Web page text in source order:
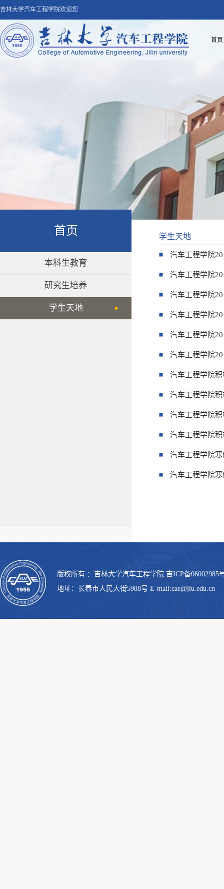
吉林大学汽车工程学院欢迎您
首页
首页
本科生教育
研究生培养
学生天地
学生天地
汽车工程学院
汽车工程学院
汽车工程学院
汽车工程学院
汽车工程学院
汽车工程学院
汽车工程学院
汽车工程学院
汽车工程学院
汽车工程学院
汽车工程学院
汽车工程学院
版权所有 ：吉林大学汽车工程学院 吉ICP备06002985
地址：长春市人民大街5988号 E-mail:cae@jlu.edu.cn